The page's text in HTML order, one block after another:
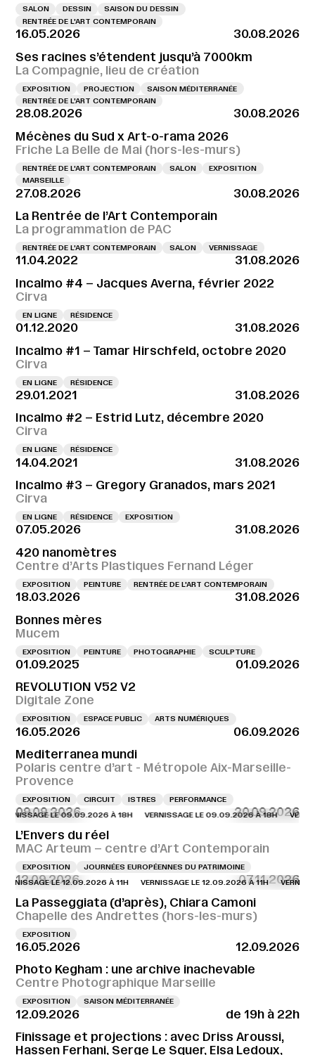
SALON DESSIN
SAISON DU DESSIN
RENTRÉE DE L'ART CONTEMPORAIN
16.05.2026
30.08.2026
Ses racines s’étendent jusqu’à 7000km
La Compagnie, lieu de création
EXPOSITION PROJECTION
SAISON MÉDITERRANÉE
RENTRÉE DE L'ART CONTEMPORAIN
28.08.2026
30.08.2026
Mécènes du Sud x Art-o-rama 2026
Friche La Belle de Mai (hors-les-murs)
RENTRÉE DE L'ART CONTEMPORAIN SALON
EXPOSITION
MARSEILLE
27.08.2026
30.08.2026
La Rentrée de l’Art Contemporain
La programmation de PAC
RENTRÉE DE L'ART CONTEMPORAIN SALON VERNISSAGE
11.04.2022
31.08.2026
Incalmo #4 – Jacques Averna, février 2022
Cirva
EN LIGNE RÉSIDENCE
01.12.2020
31.08.2026
Incalmo #1 – Tamar Hirschfeld, octobre 2020
Cirva
EN LIGNE RÉSIDENCE
29.01.2021
31.08.2026
Incalmo #2 – Estrid Lutz, décembre 2020
Cirva
EN LIGNE RÉSIDENCE
14.04.2021
31.08.2026
Incalmo #3 – Gregory Granados, mars 2021
Cirva
EN LIGNE RÉSIDENCE EXPOSITION
07.05.2026
31.08.2026
420 nanomètres
Centre d’Arts Plastiques Fernand Léger
EXPOSITION PEINTURE RENTRÉE DE L'ART CONTEMPORAIN
18.03.2026
31.08.2026
Bonnes mères
Mucem
EXPOSITION PEINTURE PHOTOGRAPHIE SCULPTURE
01.09.2025
01.09.2026
REVOLUTION V52 V2
Digitale Zone
EXPOSITION ESPACE PUBLIC ARTS NUMÉRIQUES
16.05.2026
06.09.2026
Mediterranea mundi
Polaris centre d’art - Métropole Aix-Marseille-
Provence
EXPOSITION CIRCUIT ISTRES PERFORMANCE
09.09.2026 20.09.2026
LE 09.09.2026 À 18H VERNISSAGE LE 09.09.2026 À 18H
L’Envers du réel
MAC Arteum – centre d’Art Contemporain
EXPOSITION JOURNÉES EUROPÉENNES DU PATRIMOINE
12.09.2026 07.11.2026
LE 12.09.2026 À 11H VERNISSAGE LE 12.09.2026 À 11H
La Passeggiata (d’après), Chiara Camoni
Chapelle des Andrettes (hors-les-murs)
EXPOSITION
16.05.2026
12.09.2026
Photo Kegham : une archive inachevable
Centre Photographique Marseille
EXPOSITION SAISON MÉDITERRANÉE
12.09.2026
de 19h à 22h
Finissage et projections : avec Driss Aroussi,
Hassen Ferhani, Serge Le Squer, Elsa Ledoux,